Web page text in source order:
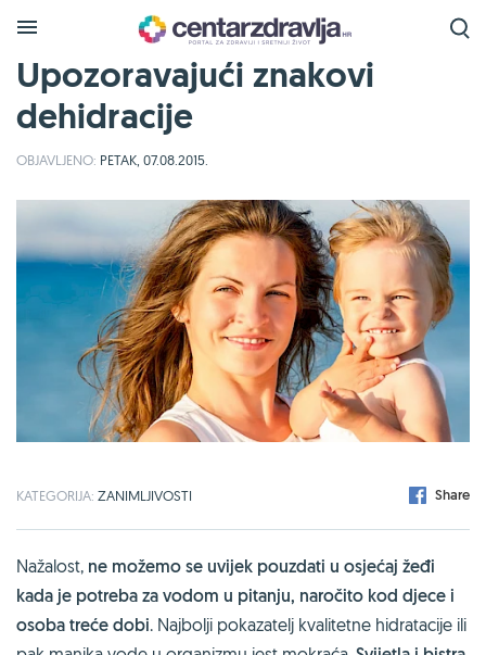
Upozoravajući znakovi
dehidracije
OBJAVLJENO: PETAK, 07.08.2015.
KATEGORIJA: ZANIMLJIVOSTI Share
Nažalost, ne možemo se uvijek pouzdati u osjećaj žeđi
kada je potreba za vodom u pitanju, naročito kod djece i
osoba treće dobi. Najbolji pokazatelj kvalitetne hidratacije ili